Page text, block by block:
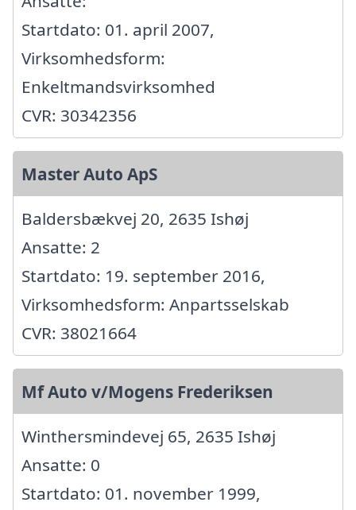
Startdato: 01. april 2007,
Virksomhedsform:
Enkeltmandsvirksomhed
CVR: 30342356
Master Auto ApS
Baldersbækvej 20, 2635 Ishøj
Ansatte: 2
Startdato: 19. september 2016,
Virksomhedsform: Anpartsselskab
CVR: 38021664
Mf Auto v/Mogens Frederiksen
Winthersmindevej 65, 2635 Ishøj
Ansatte: 0
Startdato: 01. november 1999,